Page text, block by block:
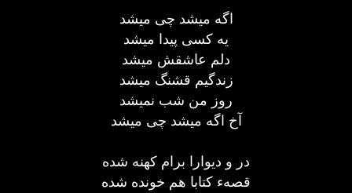
اگه میشد چی میشد
یه کسی پیدا میشد
دلم عاشقش میشد
زندگیم قشنگ میشد
روز من شب نمیشد
آخ اگه میشد چی میشد
در و دیوارا برام کهنه شده
قصهء کتابا هم خونده شده